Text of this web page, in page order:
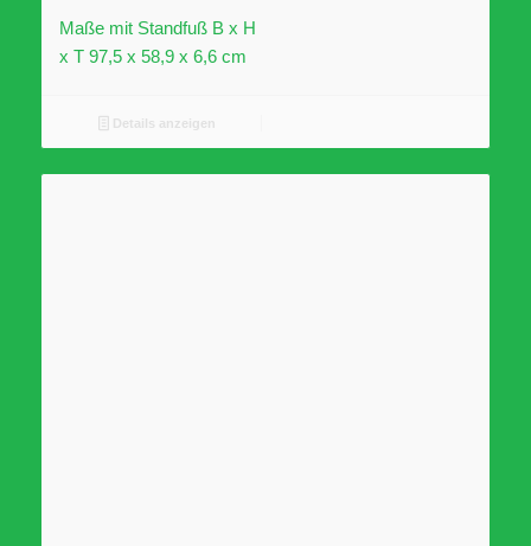
Maße mit Standfuß B x H
x T 97,5 x 58,9 x 6,6 cm
Details anzeigen